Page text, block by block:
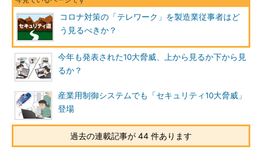
コロナ対策の「テレワーク」を製造業従事者はど
う見るべきか？
今年も発表された10大脅威、上から見るか下から見
るか？
産業用制御システムでも「セキュリティ10大脅威」
登場
過去の連載記事が 44 件あります